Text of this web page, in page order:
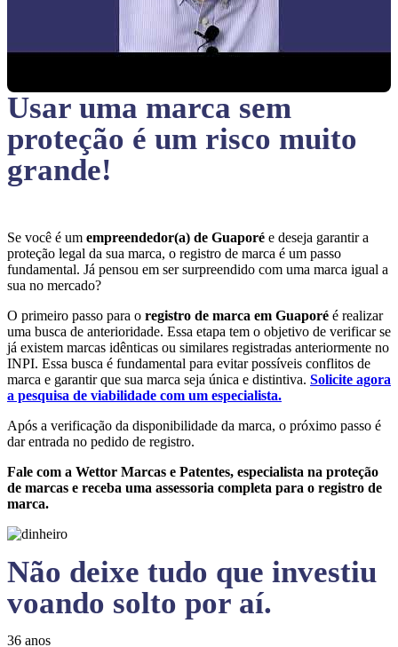
Usar uma marca sem
proteção é um risco muito
grande!
Se você é um empreendedor(a) de Guaporé e deseja garantir a
proteção legal da sua marca, o registro de marca é um passo
fundamental. Já pensou em ser surpreendido com uma marca igual a
sua no mercado?
O primeiro passo para o registro de marca em Guaporé é realizar
uma busca de anterioridade. Essa etapa tem o objetivo de verificar se
já existem marcas idênticas ou similares registradas anteriormente no
INPI. Essa busca é fundamental para evitar possíveis conflitos de
marca e garantir que sua marca seja única e distintiva. Solicite agora
a pesquisa de viabilidade com um especialista.
Após a verificação da disponibilidade da marca, o próximo passo é
dar entrada no pedido de registro.
Fale com a Wettor Marcas e Patentes, especialista na proteção
de marcas e receba uma assessoria completa para o registro de
marca.
Não deixe tudo que investiu
voando solto por aí.
36 anos